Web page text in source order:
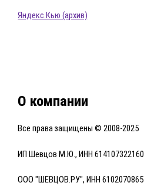
Яндекс.Кью (архив)
О компании
Все права защищены © 2008-2025
ИП Шевцов М.Ю., ИНН 614107322160
ООО "ШЕВЦОВ.РУ", ИНН 6102070865